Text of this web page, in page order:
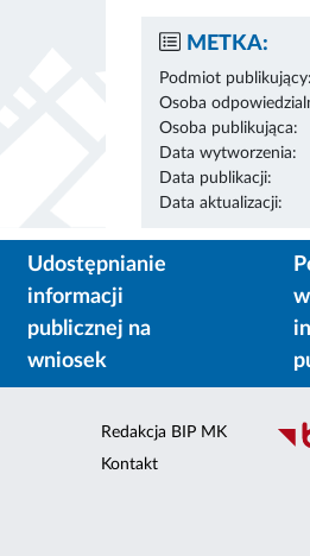
METKA:
Podmiot publikujący:
Osoba
Osoba publikująca:
Data wytworzenia:
Data publikacji:
Data aktualizacji:
Udostępnianie
informacji
publicznej na
wniosek
Redakcja BIP MK
Kontakt